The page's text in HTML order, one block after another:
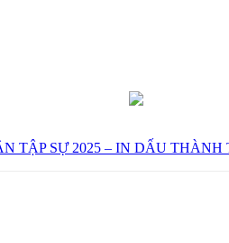
TẬP SỰ 2025 – IN DẤU